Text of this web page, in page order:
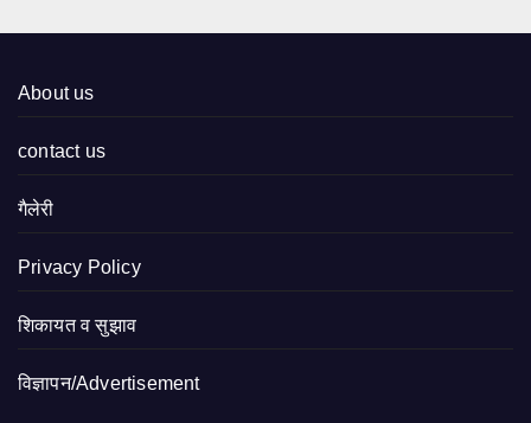
About us
contact us
गैलेरी
Privacy Policy
शिकायत व सुझाव
विज्ञापन/Advertisement